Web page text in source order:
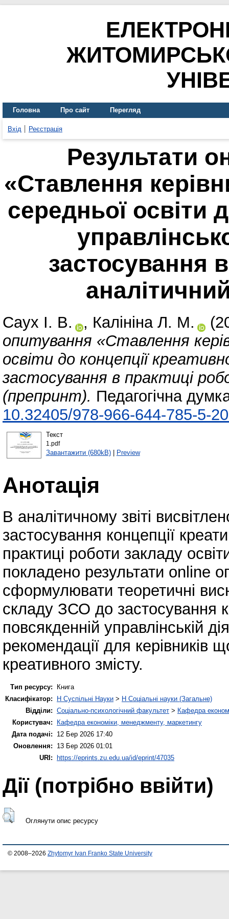
Головна Про сайт Перегляд
Вхід Реєстрація
Результати
«Ставлення
середньої освіти
застосування
Саух І. В. , Калініна Л. М.
опитування «Ставлення
освіти до концепції
застосування в практиці
(препринт). Педагогічна
10.32405/978-966-644-785-5-
Текст
1.pdf
Завантажити (680kB)| Preview
Анотація
В аналітичному звіті
застосування концепції
практиці роботи закладу
покладено результати online
сформулювати теоретичні
складу ЗСО до застосування
повсякденній управлінській
рекомендації для керівників
креативного змісту.
Тип ресурсу:
Книга
Класифікатор:
H Суспільні Науки > H Соціальні науки (Загальне)
Відділи: Соціально-психологічний факультет > Кафедра
Користувач:
Кафедра економіки, менеджменту, маркетингу
Дата подачі:
12 Бер 2026 17:40
Оновлення:
13 Бер 2026 01:01
URI: https://eprints.zu.edu.ua/id/eprint/47035
Дії ​​(потрібно ввійти)
Оглянути опис ресурсу
© 2008–2026 Zhytomyr Ivan Franko State University